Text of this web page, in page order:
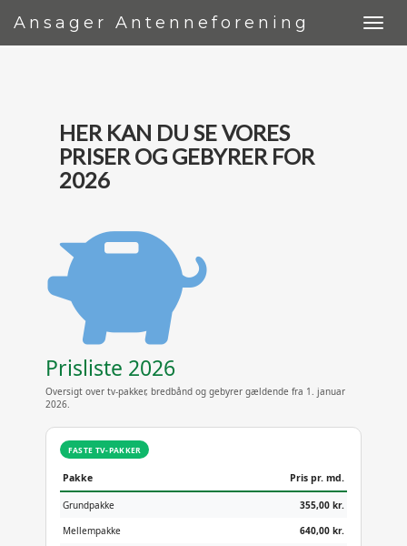
Ansager Antenneforening
HER KAN DU SE VORES
PRISER OG GEBYRER FOR
2026
Prisliste 2026
Oversigt over tv-pakker, bredbånd og gebyrer gældende fra 1. januar
2026.
FASTE TV-PAKKER
Pakke Pris pr. md.
Grundpakke
355,00 kr.
Mellempakke
640,00 kr.